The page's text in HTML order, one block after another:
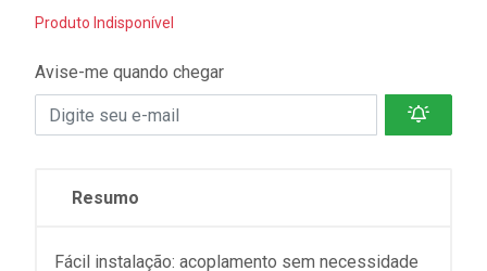
Produto Indisponível
Avise-me quando chegar
Resumo
Fácil instalação: acoplamento sem necessidade